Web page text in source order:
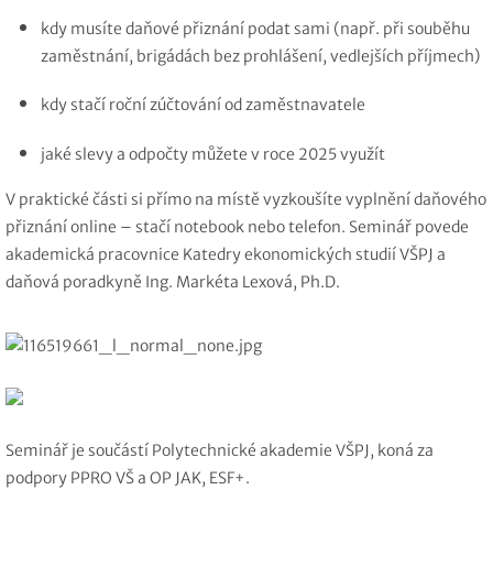
kdy musíte daňové přiznání podat sami (např. při souběhu
zaměstnání, brigádách bez prohlášení, vedlejších příjmech)
kdy stačí roční zúčtování od zaměstnavatele
jaké slevy a odpočty můžete v roce 2025 využít
V praktické části si přímo na místě vyzkoušíte vyplnění daňového
přiznání online – stačí notebook nebo telefon. Seminář povede
akademická pracovnice Katedry ekonomických studií VŠPJ a
daňová poradkyně Ing. Markéta Lexová, Ph.D.
Seminář je součástí Polytechnické akademie VŠPJ, koná za
podpory PPRO VŠ a OP JAK, ESF+.